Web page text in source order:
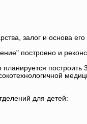
залог и основа его
построено и
для детей: